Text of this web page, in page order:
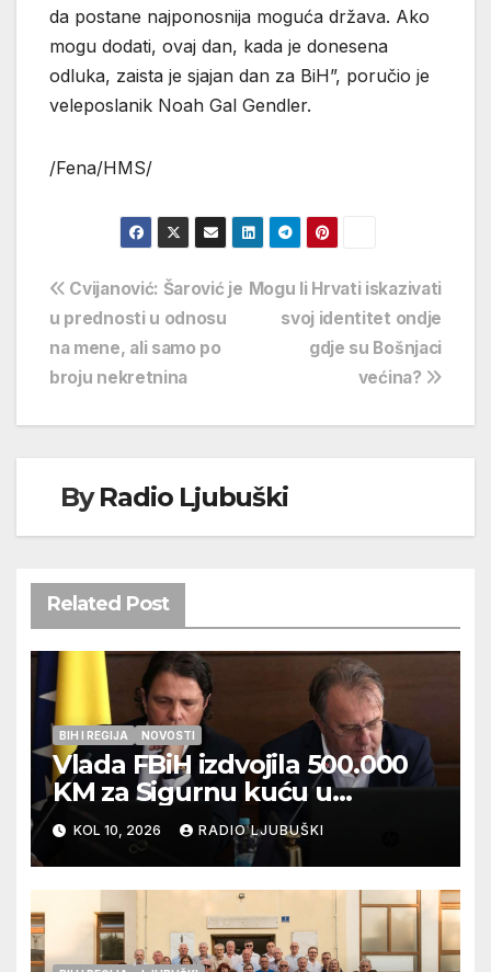
da postane najponosnija moguća država. Ako
mogu dodati, ovaj dan, kada je donesena
odluka, zaista je sjajan dan za BiH”, poručio je
veleposlanik Noah Gal Gendler.
/Fena/HMS/
Navigacija
objava
Mogu li Hrvati iskazivati
svoj identitet ondje
gdje su Bošnjaci
većina?
Cvijanović: Šarović je
u prednosti u odnosu
na mene, ali samo po
broju nekretnina
ByRadio Ljubuški
Related Post
BIH I REGIJA NOVOSTI
Vlada FBiH izdvojila 500.000
KM za Sigurnu kuću u
Ljubuškom
KOL 10, 2026 RADIO LJUBUŠKI